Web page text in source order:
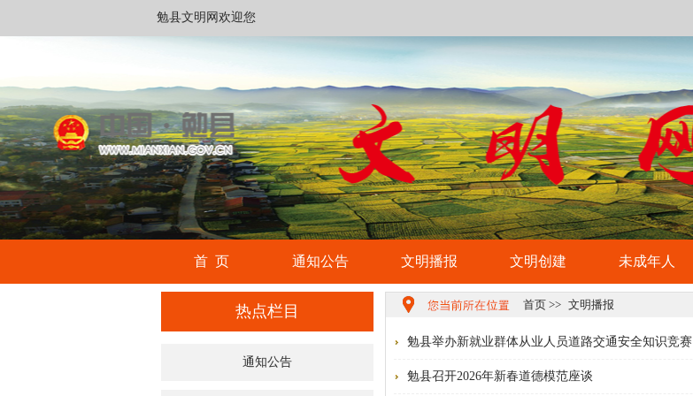
勉县文明网欢迎您
首 页 通知公告 文明播报 文明创建 未成年人
热点栏目
通知公告
首页 >> 文明播报
勉县举办新就业群体从业人员道路交通安全知识竞赛
勉县召开2026年新春道德模范座谈